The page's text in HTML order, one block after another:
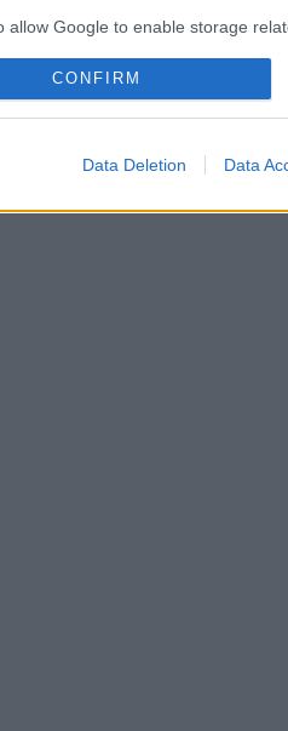
allow Google to enable storage
allow Google to enable storage
CONFIRM
Data Deletion Data
vészjelzést leadni
kapitánynak vészjelzést
A balesetben öt brit